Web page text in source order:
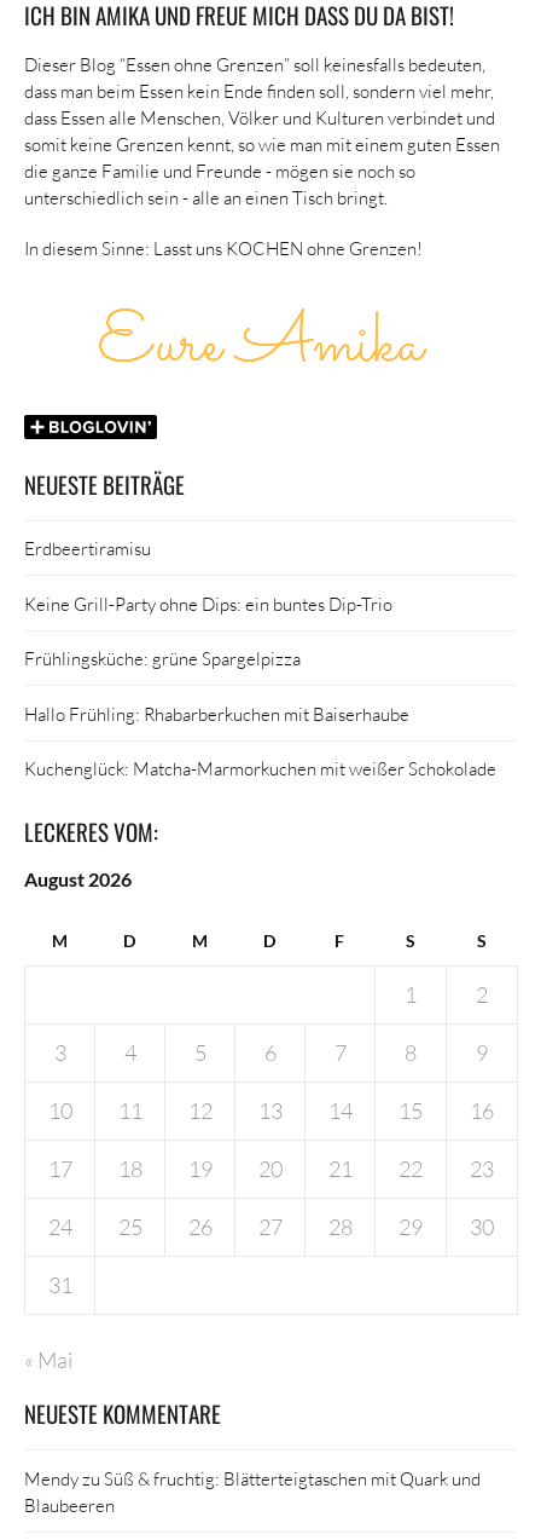
ICH BIN AMIKA UND FREUE MICH DASS DU DA BIST!
Dieser Blog “Essen ohne Grenzen” soll keinesfalls bedeuten,
dass man beim Essen kein Ende finden soll, sondern viel mehr,
dass Essen alle Menschen, Völker und Kulturen verbindet und
somit keine Grenzen kennt, so wie man mit einem guten Essen
die ganze Familie und Freunde - mögen sie noch so
unterschiedlich sein - alle an einen Tisch bringt.
In diesem Sinne: Lasst uns KOCHEN ohne Grenzen!
NEUESTE BEITRÄGE
Erdbeertiramisu
Keine Grill-Party ohne Dips: ein buntes Dip-Trio
Frühlingsküche: grüne Spargelpizza
Hallo Frühling: Rhabarberkuchen mit Baiserhaube
Kuchenglück: Matcha-Marmorkuchen mit weißer Schokolade
LECKERES VOM:
August 2026
M D M D F S S
1 2
3 4 5 6 7 8 9
10 11 12 13 14 15 16
17 18 19 20 21 22 23
24 25 26 27 28 29 30
31
« Mai
NEUESTE KOMMENTARE
Mendyzu Süß & fruchtig: Blätterteigtaschen mit Quark und
Blaubeeren